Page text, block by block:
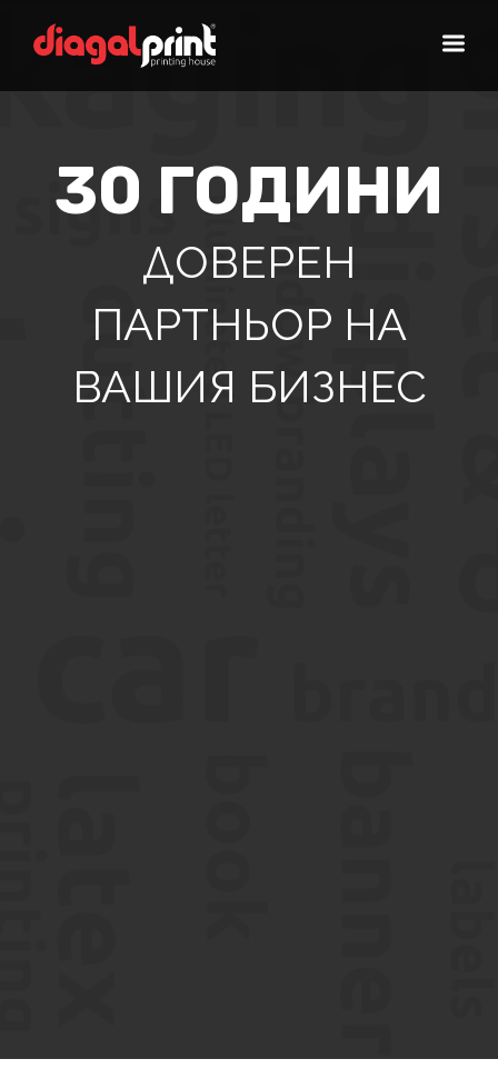
30 ГОДИНИ
ДОВЕРЕН
ПАРТНЬОР НА
ВАШИЯ БИЗНЕС